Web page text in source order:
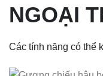
NGOẠI
Các tính năng có thể